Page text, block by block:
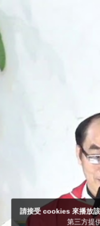
請接受 cookies 來播放
第三方提